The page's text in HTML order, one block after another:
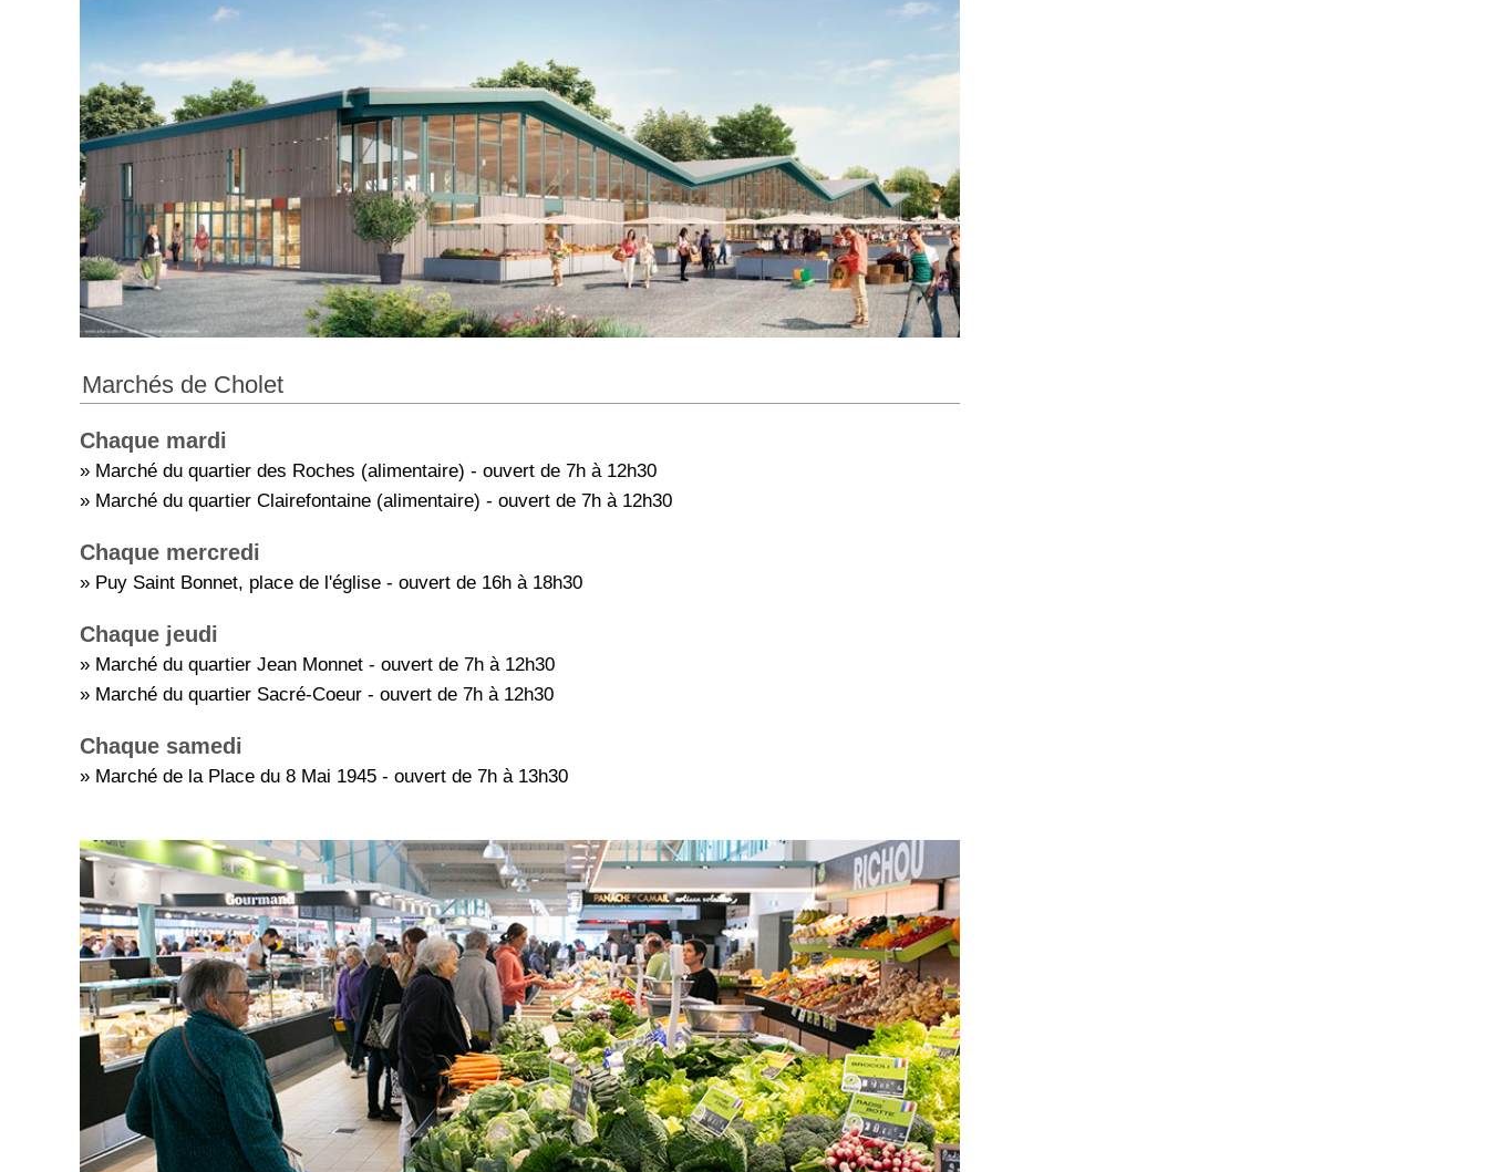
Marchés de Cholet
Chaque mardi
» Marché du quartier des Roches (alimentaire) - ouvert de 7h à 12h30
» Marché du quartier Clairefontaine (alimentaire) - ouvert de 7h à 12h30
Chaque mercredi
» Puy Saint Bonnet, place de l'église - ouvert de 16h à 18h30
Chaque jeudi
» Marché du quartier Jean Monnet - ouvert de 7h à 12h30
» Marché du quartier Sacré-Coeur - ouvert de 7h à 12h30
Chaque samedi
» Marché de la Place du 8 Mai 1945 - ouvert de 7h à 13h30